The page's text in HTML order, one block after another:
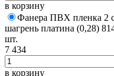
в корзину
Фанера ПВХ пленка 2
шагрень платина (0,28)
шт.
7 434
в корзину